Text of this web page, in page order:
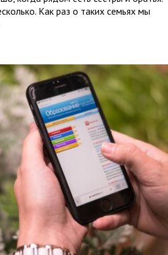
Как раз о таких семьях мы